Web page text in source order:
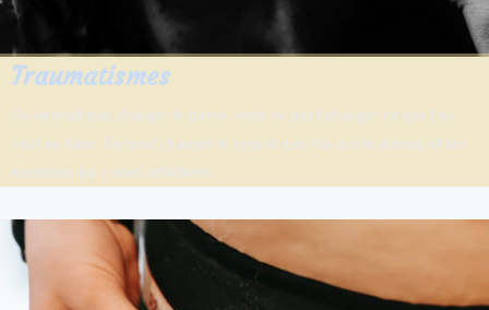
Traumatismes
On ne peut pas changer le passé, mais on peut changer ce que l’on
veut en faire. On peut changer le regard que l’on porte dessus et les
émotions qui y sont attachées.